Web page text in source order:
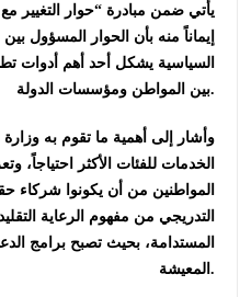
يأتي ضمن مبادرة “حوار التغيير
إيماناً منه بأن الحوار المسؤول
السياسية يشكل أحد أهم أدوات
بين المواطن ومؤسسات الدولة.
وأشار إلى أهمية ما تقوم به وزارة
الخدمات للفئات الأكثر احتياجاً،
المواطنين من أن يكونوا شركاء
التدريجي من مفهوم الرعاية
المستدامة، بحيث تصبح برامج
المعيشة.